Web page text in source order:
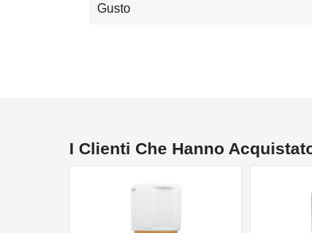
Gusto
I Clienti Che Hanno